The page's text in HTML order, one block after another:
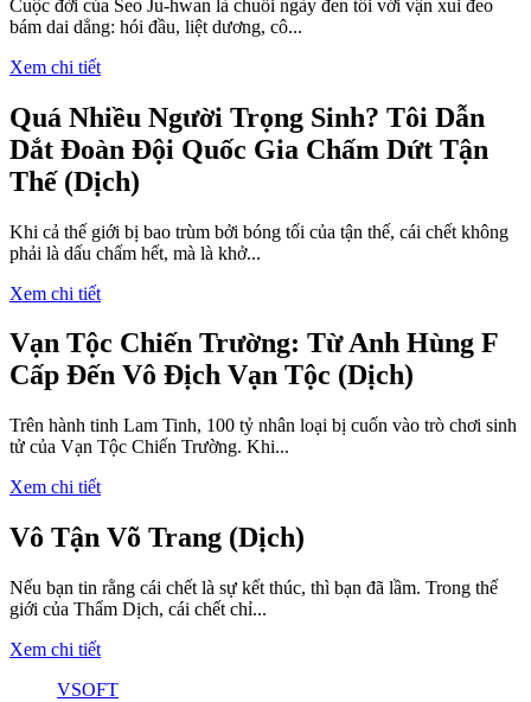
Cuộc đời của Seo Ju-hwan là chuỗi ngày đen tối với vận xui đeo
bám dai dẳng: hói đầu, liệt dương, cô...
Xem chi tiết
Quá Nhiều Người Trọng Sinh? Tôi Dẫn
Dắt Đoàn Đội Quốc Gia Chấm Dứt Tận
Thế (Dịch)
Khi cả thế giới bị bao trùm bởi bóng tối của tận thế, cái chết không
phải là dấu chấm hết, mà là khở...
Xem chi tiết
Vạn Tộc Chiến Trường: Từ Anh Hùng F
Cấp Đến Vô Địch Vạn Tộc (Dịch)
Trên hành tinh Lam Tinh, 100 tỷ nhân loại bị cuốn vào trò chơi sinh
tử của Vạn Tộc Chiến Trường. Khi...
Xem chi tiết
Vô Tận Võ Trang (Dịch)
Nếu bạn tin rằng cái chết là sự kết thúc, thì bạn đã lầm. Trong thế
giới của Thẩm Dịch, cái chết chỉ...
Xem chi tiết
VSOFT